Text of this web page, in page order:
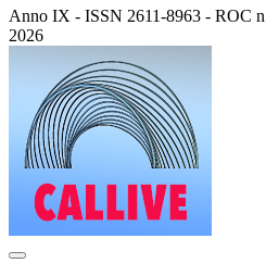
Anno IX - ISSN 2611-8963 - ROC
2026